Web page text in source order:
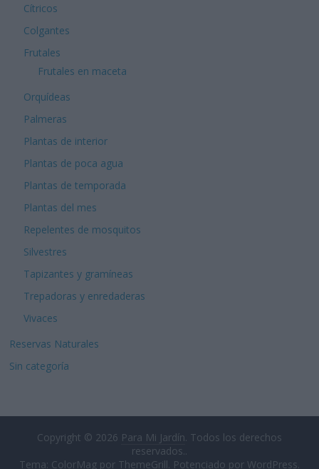
Cítricos
Colgantes
Frutales
Frutales en maceta
Orquídeas
Palmeras
Plantas de interior
Plantas de poca agua
Plantas de temporada
Plantas del mes
Repelentes de mosquitos
Silvestres
Tapizantes y gramíneas
Trepadoras y enredaderas
Vivaces
Reservas Naturales
Sin categoría
Copyright © 2026 Para Mi Jardín . Todos los derechos
reservados..
Tema: ColorMag por ThemeGrill . Potenciado por WordPress